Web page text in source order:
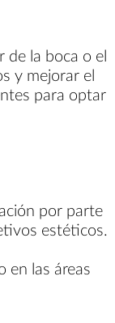
de la boca o el
y mejorar el
para optar
por parte
estéticos.
en las áreas